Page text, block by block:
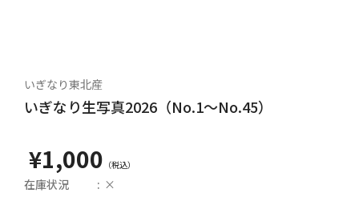
いぎなり東北産
いぎなり生写真2026（No.1～No.45）
¥1,000
在庫状況 ×